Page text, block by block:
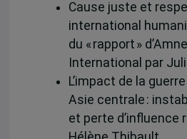
Cause juste et
international
du « rapport »
International par
L’impact de la
Asie centrale :
et perte d’influence